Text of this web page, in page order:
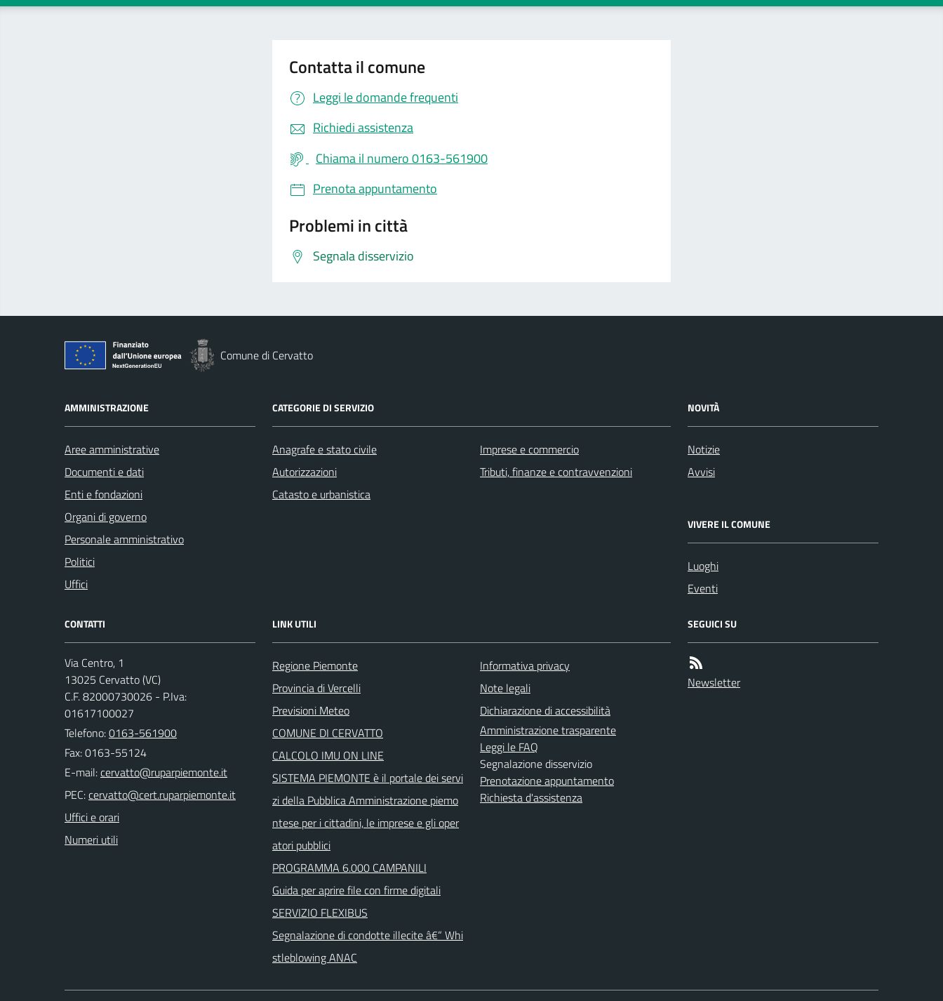
Contatta il comune
Leggi le domande frequenti
Richiedi assistenza
Chiama il numero 0163-561900
Prenota appuntamento
Problemi in città
Segnala disservizio
Comune di Cervatto
AMMINISTRAZIONE
Aree amministrative
Documenti e dati
Enti e fondazioni
Organi di governo
Personale amministrativo
Politici
Uffici
CATEGORIE DI SERVIZIO
Anagrafe e stato civile
Autorizzazioni
Catasto e urbanistica
Imprese e commercio
Tributi, finanze e contravvenzioni
NOVITÀ
Notizie
Avvisi
VIVERE IL COMUNE
Luoghi
Eventi
CONTATTI
Via Centro, 1
13025 Cervatto (VC)
C.F. 82000730026 - P.Iva:
01617100027
Telefono:0163-561900
Fax: 0163-55124
E-mail:
PEC:
Uffici e orari
Numeri utili
LINK UTILI
Regione Piemonte
Provincia di Vercelli
Previsioni Meteo
COMUNE DI CERVATTO
CALCOLO IMU ON LINE
SISTEMA PIEMONTE è il portale dei servi
zi della Pubblica Amministrazione piemo
ntese per i cittadini, le imprese e gli oper
atori pubblici
PROGRAMMA 6.000 CAMPANILI
Guida per aprire file con firme digitali
SERVIZIO FLEXIBUS
Segnalazione di condotte illecite â€“ Whi
stleblowing ANAC
Informativa privacy
Note legali
Dichiarazione di accessibilità
Amministrazione trasparente
Leggi le FAQ
Segnalazione disservizio
Prenotazione appuntamento
Richiesta d'assistenza
SEGUICI SU
Newsletter